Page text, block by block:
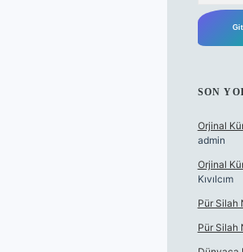
SON
Orjinal
admin
Orjinal
Kıvılcım
Pür Silah
Pür Silah